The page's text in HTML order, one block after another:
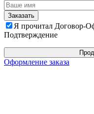
Я прочитал Договор-
Подтверждение
Оформление заказа